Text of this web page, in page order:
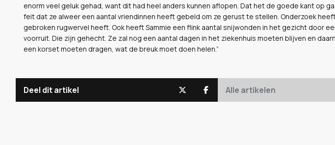
enorm veel geluk gehad, want dit had heel anders kunnen aflopen. Dat het de goede kant op
feit dat ze alweer een aantal vriendinnen heeft gebeld om ze gerust te stellen. Onderzoek
gebroken rugwervel heeft. Ook heeft Sammie een flink aantal snijwonden in het gezicht door
voorruit. Die zijn gehecht. Ze zal nog een aantal dagen in het ziekenhuis moeten blijven en
een korset moeten dragen, wat de breuk moet doen helen.”
Deel dit artikel Alle artikelen